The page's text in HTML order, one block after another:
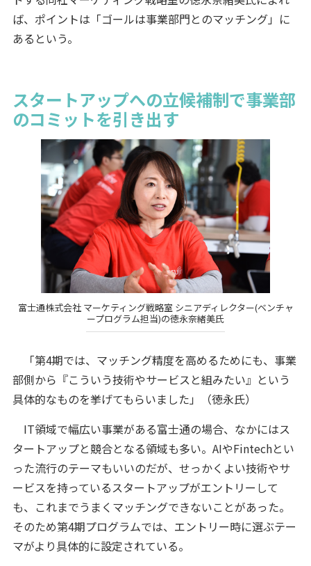
ば、ポイントは「ゴールは事業部門とのマッチング」に
あるという。
スタートアップへの立候補制で事業部
のコミットを引き出す
富士通株式会社 マーケティング戦略室 シニアディレクター(ベンチャ
ープログラム担当)の徳永奈緒美氏
「第4期では、マッチング精度を高めるためにも、事業
部側から『こういう技術やサービスと組みたい』という
具体的なものを挙げてもらいました」（徳永氏）
IT領域で幅広い事業がある富士通の場合、なかにはス
タートアップと競合となる領域も多い。AIやFintechとい
った流行のテーマもいいのだが、せっかくよい技術やサ
ービスを持っているスタートアップがエントリーして
も、これまでうまくマッチングできないことがあった。
そのため第4期プログラムでは、エントリー時に選ぶテー
マがより具体的に設定されている。